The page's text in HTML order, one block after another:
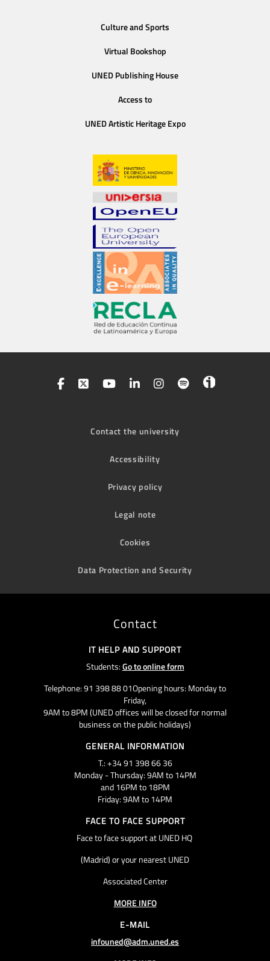
Culture and Sports
Virtual Bookshop
UNED Publishing House
Access to
UNED Artistic Heritage Expo
Contact the university
Accessibility
Privacy policy
Legal note
Cookies
Data Protection and Security
Contact
IT HELP AND SUPPORT
Students:Go to online form
Telephone: 91 398 88 01Opening hours: Monday to
Friday,
9AM to 8PM (UNED offices will be closed for normal
business on the public holidays)
GENERAL INFORMATION
T.: +34 91 398 66 36
Monday - Thursday: 9AM to 14PM
and 16PM to 18PM
Friday: 9AM to 14PM
FACE TO FACE SUPPORT
Face to face support at UNED HQ
(Madrid) or your nearest UNED
Associated Center
MORE INFO
E-MAIL
infouned@adm.uned.es